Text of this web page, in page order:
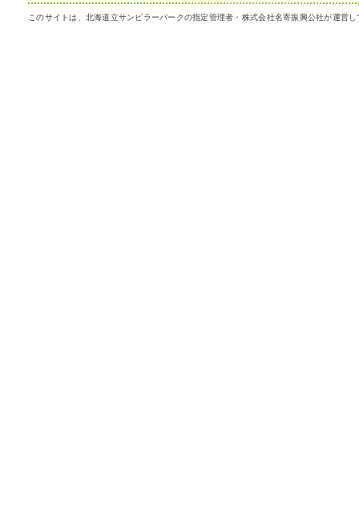
このサイトは、北海道立サンピラーパークの指定管理者・株式会社名寄振興公社が運営